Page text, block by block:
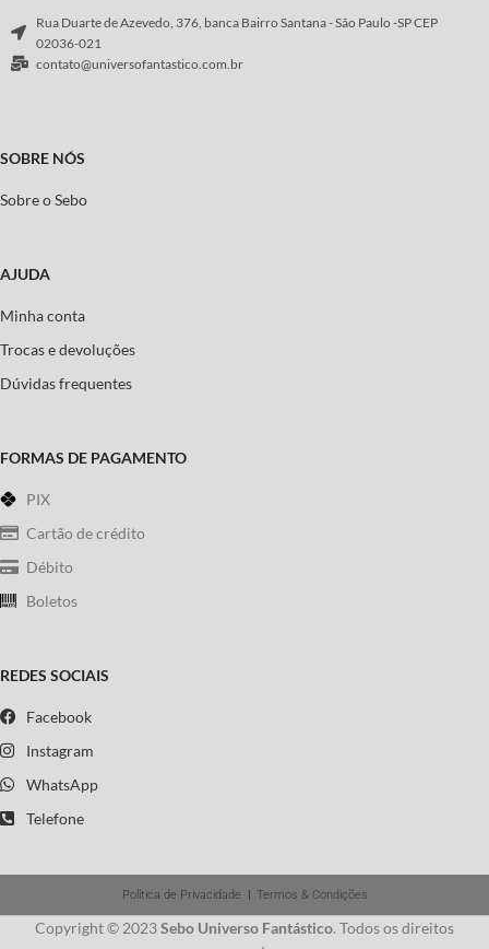
Rua Duarte de Azevedo, 376, banca Bairro Santana - São Paulo -SP CEP
02036-021
contato@universofantastico.com.br
SOBRE NÓS
Sobre o Sebo
AJUDA
Minha conta
Trocas e devoluções
Dúvidas frequentes
FORMAS DE PAGAMENTO
PIX
Cartão de crédito
Débito
Boletos
REDES SOCIAIS
Facebook
Instagram
WhatsApp
Telefone
Política de Privacidade | Termos & Condições
Copyright © 2023Sebo Universo Fantástico. Todos os direitos